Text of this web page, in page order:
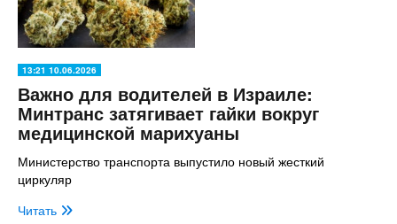
13:21 10.06.2026
Важно для водителей в Израиле:
Минтранс затягивает гайки вокруг
медицинской марихуаны
Министерство транспорта выпустило новый жесткий
циркуляр
Читать